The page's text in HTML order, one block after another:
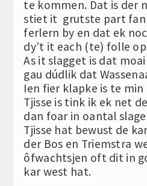
te kommen. Dat is der
stiet it grutste part fan
ferlern by en dat ek
dy’t it each (te) folle
As it slagget is dat
gau dúdlik dat
Ien fier klapke is te
Tjisse is tink ik ek net
dan foar in oantal
Tjisse hat bewust de
der Bos en Triemstra
ôfwachtsjen oft dit in
kar west hat.